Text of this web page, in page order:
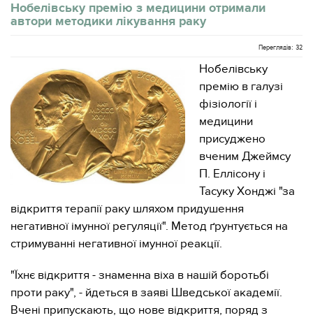
Нобелівську премію з медицини отримали
автори методики лікування раку
Переглядів: 32
Нобелівську
премію в галузі
фізіології і
медицини
присуджено
вченим Джеймсу
П. Еллісону і
Тасуку Хонджі "за
відкриття терапії раку шляхом придушення
негативної імунної регуляції". Метод ґрунтується на
стримуванні негативної імунної реакції.
"Їхнє відкриття - знаменна віха в нашій боротьбі
проти раку", - йдеться в заяві Шведської академії.
Вчені припускають, що нове відкриття, поряд з